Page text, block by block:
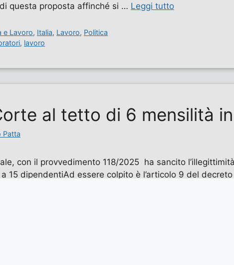
questa proposta affinché si … Leggi tutto
e Lavoro, Italia, Lavoro, Politica
, lavoro
al tetto di 6 mensilità
Patta
con il provvedimento 118/2025 ha sancito
15 dipendentiAd essere colpito è l’articolo 9 del